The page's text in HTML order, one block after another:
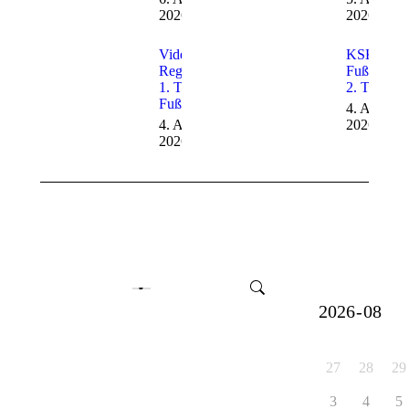
2026
2026
Video von
Regio TV –
1. Tag
Fußballcamp
4. August
2026
KSK-SVE
2. Tag
4. August
2026
27 28 29
3 4 5